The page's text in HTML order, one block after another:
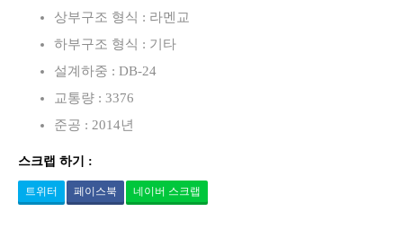
상부구조 형식 : 라멘교
하부구조 형식 : 기타
설계하중 : DB-24
교통량 : 3376
준공 : 2014년
스크랩 하기 :
트위터 페이스북 네이버 스크랩